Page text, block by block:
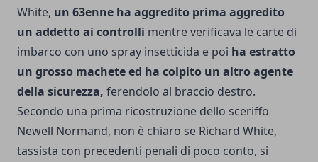
White, un 63enne ha aggredito prima aggredito
un addetto ai controlli mentre verificava le carte di
imbarco con uno spray insetticida e poi ha estratto
un grosso machete ed ha colpito un altro agente
della sicurezza, ferendolo al braccio destro.
Secondo una prima ricostruzione dello sceriffo
Newell Normand, non è chiaro se Richard White,
tassista con precedenti penali di poco conto, si